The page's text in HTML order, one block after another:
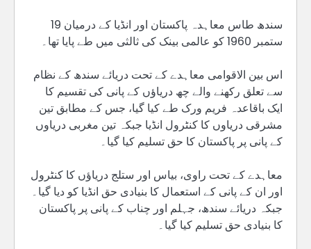
سندھ طاس معاہدہ پاکستان اور انڈیا کے درمیان 19
ستمبر 1960 کو عالمی بینک کی ثالثی میں طے پایا تھا۔
اس بین الاقوامی معاہدے کے تحت دریائے سندھ کے نظام
سے تعلق رکھنے والے چھ دریاؤں کے پانی کی تقسیم کا
ایک باقاعدہ فریم ورک طے کیا گیا، جس کے مطابق تین
مشرقی دریاوں کا کنٹرول انڈیا جبکہ تین مغربی دریاوں
کے پانی پر پاکستان کا حق تسلیم کیا گیا۔
معاہدے کے تحت راوی، بیاس اور ستلج دریاؤں کا کنٹرول
اور ان کے پانی کے استعمال کا بنیادی حق انڈیا کو دیا گیا۔
جبکہ دریائے سندھ، جہلم اور چناب کے پانی پر پاکستان
کا بنیادی حق تسلیم کیا گیا۔